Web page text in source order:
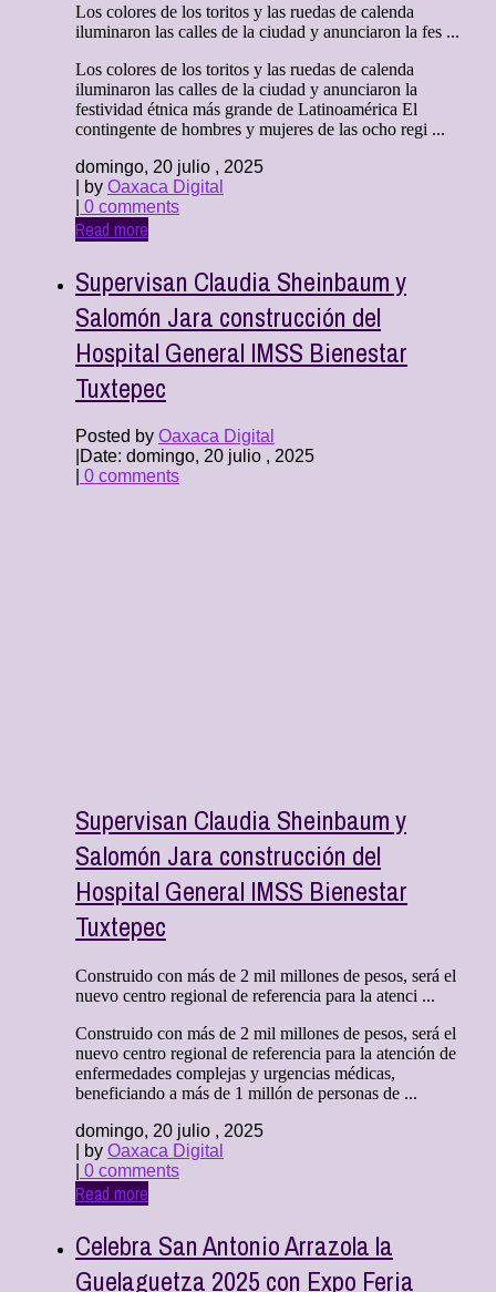
Los colores de los toritos y las ruedas de calenda
iluminaron las calles de la ciudad y anunciaron la fes ...
Los colores de los toritos y las ruedas de calenda
iluminaron las calles de la ciudad y anunciaron la
festividad étnica más grande de Latinoamérica El
contingente de hombres y mujeres de las ocho regi ...
domingo, 20 julio , 2025
| by Oaxaca Digital
0 comments
Read more
Supervisan Claudia Sheinbaum y
Salomón Jara construcción del
Hospital General IMSS Bienestar
Tuxtepec
Posted by Oaxaca Digital
Date: domingo, 20 julio , 2025
0 comments
Supervisan Claudia Sheinbaum y
Salomón Jara construcción del
Hospital General IMSS Bienestar
Tuxtepec
Construido con más de 2 mil millones de pesos, será el
nuevo centro regional de referencia para la atenci ...
Construido con más de 2 mil millones de pesos, será el
nuevo centro regional de referencia para la atención de
enfermedades complejas y urgencias médicas,
beneficiando a más de 1 millón de personas de ...
domingo, 20 julio , 2025
| by Oaxaca Digital
0 comments
Read more
Celebra San Antonio Arrazola la
Guelaguetza 2025 con Expo Feria